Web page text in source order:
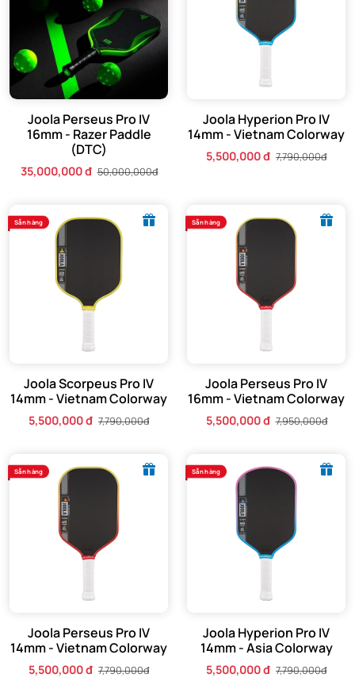
Joola Perseus Pro IV
16mm - Razer Paddle
(DTC)
35,000,000 đ 50,000,000đ
Joola Hyperion Pro IV
14mm - Vietnam Colorway
5,500,000 đ 7,790,000đ
Sẵn hàng
Joola Scorpeus Pro IV
14mm - Vietnam Colorway
5,500,000 đ 7,790,000đ
Sẵn hàng
Joola Perseus Pro IV
16mm - Vietnam Colorway
5,500,000 đ 7,950,000đ
Sẵn hàng
Joola Perseus Pro IV
14mm - Vietnam Colorway
5,500,000 đ 7,790,000đ
Sẵn hàng
Joola Hyperion Pro IV
14mm - Asia Colorway
5,500,000 đ 7,790,000đ